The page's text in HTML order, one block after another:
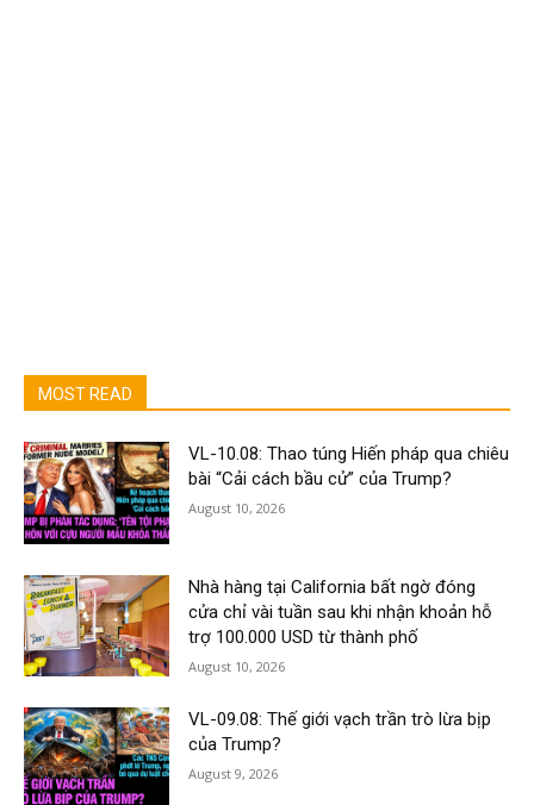
MOST READ
VL-10.08: Thao túng Hiến pháp qua chiêu
bài “Cải cách bầu cử” của Trump?
August 10, 2026
Nhà hàng tại California bất ngờ đóng
cửa chỉ vài tuần sau khi nhận khoản hỗ
trợ 100.000 USD từ thành phố
August 10, 2026
VL-09.08: Thế giới vạch trần trò lừa bịp
của Trump?
August 9, 2026